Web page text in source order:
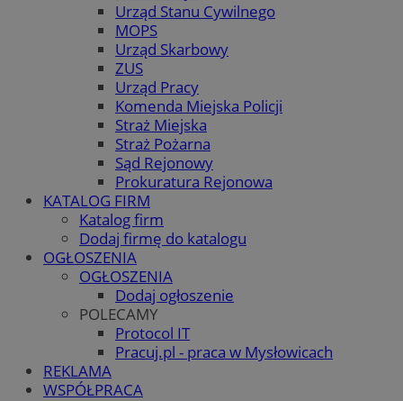
Urząd Stanu Cywilnego
MOPS
Urząd Skarbowy
ZUS
Urząd Pracy
Komenda Miejska Policji
Straż Miejska
Straż Pożarna
Sąd Rejonowy
Prokuratura Rejonowa
KATALOG FIRM
Katalog firm
Dodaj firmę do katalogu
OGŁOSZENIA
OGŁOSZENIA
Dodaj ogłoszenie
POLECAMY
Protocol IT
Pracuj.pl - praca w Mysłowicach
REKLAMA
WSPÓŁPRACA